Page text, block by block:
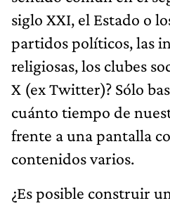
siglo XXI, el Estado o
partidos políticos, las
religiosas, los clubes
X (ex Twitter)? Sólo
cuánto tiempo de
frente a una pantalla
contenidos varios.
¿Es posible construir